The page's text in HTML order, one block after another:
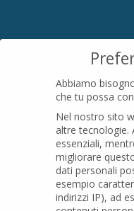
16015 Casella
PRODOTTI
Tubi PVC
Abbiamo
che tu possa
Nel nostro sito
altre tecnologie.
essenziali,
migliorare
dati personali
esempio
indirizzi IP), ad